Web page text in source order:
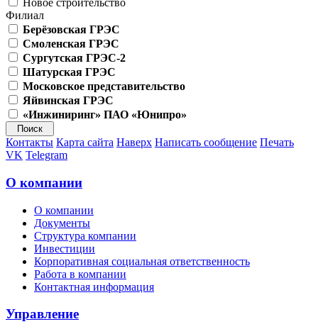
Новое строительство
Филиал
Берёзовская ГРЭС
Смоленская ГРЭС
Сургутская ГРЭС-2
Шатурская ГРЭС
Московское представительство
Яйвинская ГРЭС
«Инжиниринг» ПАО «Юнипро»
Контакты Карта сайта Наверх Написать сообщение Печать
VK Telegram
О компании
О компании
Документы
Структура компании
Инвестиции
Корпоративная социальная ответственность
Работа в компании
Контактная информация
Управление